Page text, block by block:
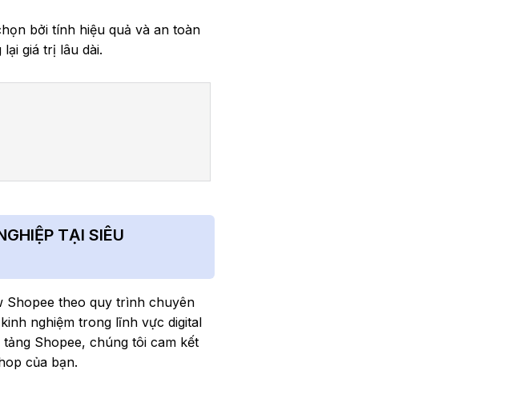
bởi tính hiệu quả và an toàn
giá trị lâu dài.
TẠI SIÊU
Shopee theo quy trình chuyên
nghiệm trong lĩnh vực digital
Shopee, chúng tôi cam kết
của bạn.